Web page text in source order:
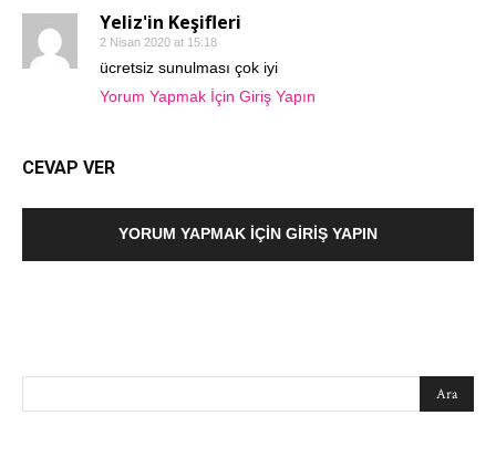
Yeliz'in Keşifleri
2 Nisan 2020 at 15:18
ücretsiz sunulması çok iyi
Yorum Yapmak İçin Giriş Yapın
CEVAP VER
YORUM YAPMAK İÇIN GIRIŞ YAPIN